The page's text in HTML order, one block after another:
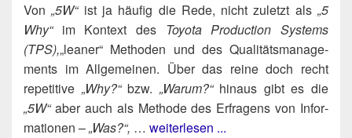
Von„5W“ist ja häu­fig die Rede, nicht zuletzt als„5
Why“im Kon­text des
Toyo­ta Pro­duc­tion Sys­tems
(TPS),„lea­ner“ Metho­den und des Qua­li­täts­ma­nage­
ments im All­ge­mei­nen. Über das rei­ne doch recht
repe­ti­ti­ve „Why?“bzw. „War­um?“hin­aus gibt es die
„5W“aber auch als Metho­de des Erfra­gens von Infor­
ma­tio­nen –„Was?“, … weiterlesen ...